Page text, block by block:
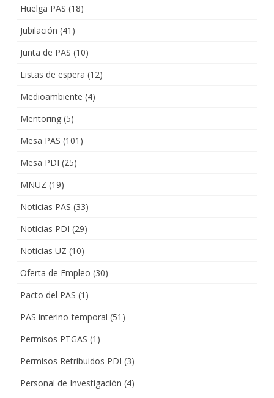
Huelga PAS (18)
Jubilación (41)
Junta de PAS (10)
Listas de espera (12)
Medioambiente (4)
Mentoring (5)
Mesa PAS (101)
Mesa PDI (25)
MNUZ (19)
Noticias PAS (33)
Noticias PDI (29)
Noticias UZ (10)
Oferta de Empleo (30)
Pacto del PAS (1)
PAS interino-temporal (51)
Permisos PTGAS (1)
Permisos Retribuidos PDI (3)
Personal de Investigación (4)